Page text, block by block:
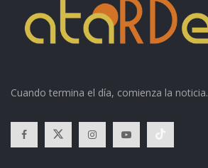
Cuando termina el día, comienza la noticia.